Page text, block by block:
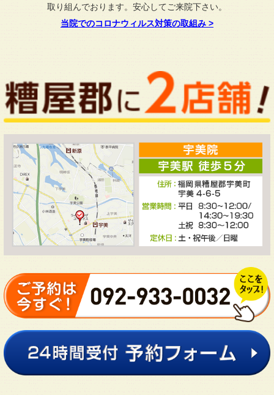
取り組んでおります。安心してご来院下さい。
当院でのコロナウィルス対策の取組み >